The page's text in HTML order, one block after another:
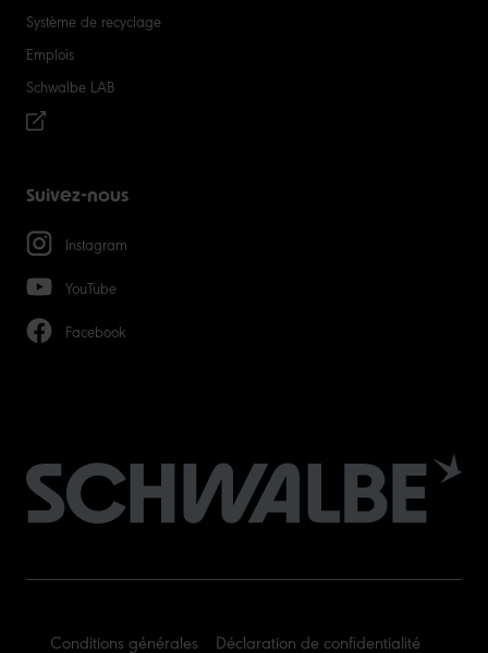
Système de recyclage
Emplois
Schwalbe LAB
Suivez-nous
Instagram
YouTube
Facebook
Conditions générales Déclaration de confidentialité